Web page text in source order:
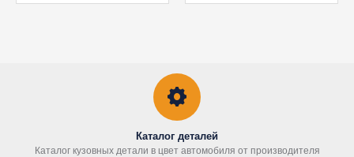
Каталог деталей
Каталог кузовных детали в цвет автомобиля от производителя